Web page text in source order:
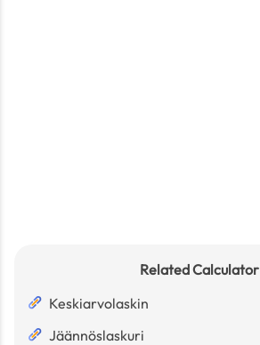
Related Calculator
Keskiarvolaskin
Jäännöslaskuri